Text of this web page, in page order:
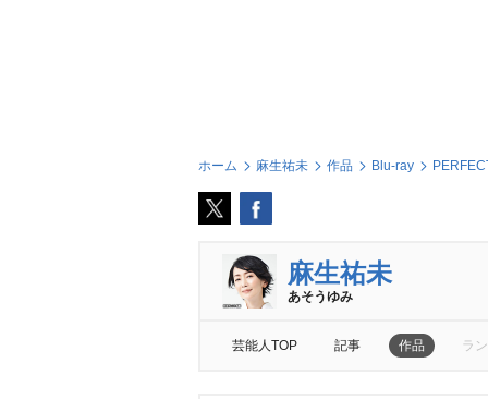
ホーム 麻生祐未 作品 Blu-ray
麻生祐未
あそうゆみ
芸能人TOP 記事 作品 ラ